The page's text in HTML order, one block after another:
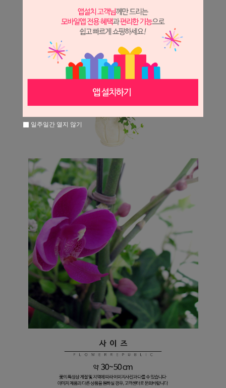
일주일간 열지 않기